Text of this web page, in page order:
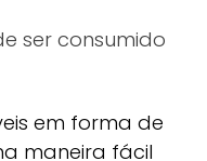
ser consumido
em forma de
maneira fácil